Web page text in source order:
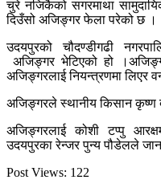
चुरे नजिकैको सगरमाथा
दिउँसो अजिङ्गर फेला परेको छ ।
उदयपुरको चौदण्डीगढी
अजिङ्गर भेटिएको हो
अजिङ्गरलाई नियन्त्रणमा लिएर
अजिङ्गरले स्थानीय किसान कृष्ण
अजिङ्गरलाई कोशी टप्पु
उदयपुरका रेन्जर पुन्य पौडेलले
Post Views: 122